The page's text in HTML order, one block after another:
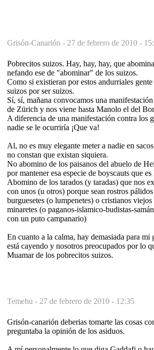
Grisón-Canarión - 27 de febrero de 2010 -
Pobrecitos suizos. Hay, hay, hay, que
nefando ese de "abominar" de los suizos.
Como si existieran por estos andurriales
suizos por ser suizos.
Sí, sí, mañana convocamos una
de Zürich y nos viene hasta Manolo el del
A diferencia de una manifestación contra los
nadie se le ocurriría ¡Que va!
Al, no es muy elegante meter a nadie en
no constan que existan siquiera.
No abomino de los paisanos del abuelo de
por mantener esa especie de boyscauts que
Abomino de los tarados (y taradas) que nos
con unos (u otros) porque sean rostros
burguesetes (o lumpenetes) o cristianos
minaretes (o paganos-islamico-budistas-
con un puto campanario)
En cuanto a la calma, hay demasiada para mi
está cayendo y nosotros preocupados por lo
Muamar de los pobrecitos suizos.
Temehu - 27 de febrero de 2010 - 12:35
Grisón-canarión deberias tomarte las cosas
preguntaba la opinión de los asiduos.